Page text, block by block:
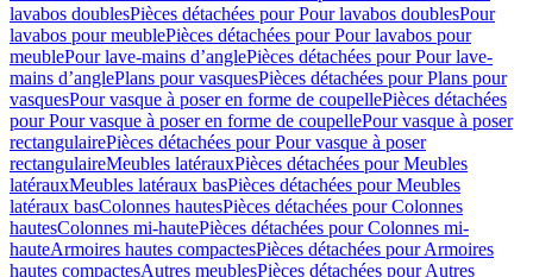
lavabos doublesPièces détachées pour Pour lavabos doublesPour
lavabos pour meublePièces détachées pour Pour lavabos pour
meublePour lave-mains d’anglePièces détachées pour Pour lave-
mains d’anglePlans pour vasquesPièces détachées pour Plans pour
vasquesPour vasque à poser en forme de coupellePièces détachées
pour Pour vasque à poser en forme de coupellePour vasque à poser
rectangulairePièces détachées pour Pour vasque à poser
rectangulaireMeubles latérauxPièces détachées pour Meubles
latérauxMeubles latéraux basPièces détachées pour Meubles
latéraux basColonnes hautesPièces détachées pour Colonnes
hautesColonnes mi-hautePièces détachées pour Colonnes mi-
hauteArmoires hautes compactesPièces détachées pour Armoires
hautes compactesAutres meublesPièces détachées pour Autres